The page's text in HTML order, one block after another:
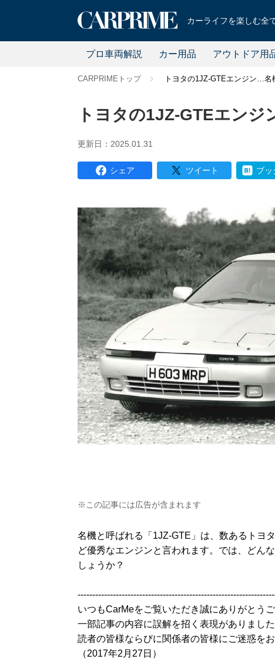
カーライフを楽しむ全
プロ車両解説 カー用品 アウトドア用
CARPRIMEトップ トヨタの1JZ-GTEエンジン…名
トヨタの1JZ-GTEエン
更新日：2025.01.31
シェア ツイート ブッ
※この記事には広告が含まれます
名機と呼ばれる「1JZ-GTE」は、数あるトヨ
ど優秀なエンジンと言われます。では、どん
しょうか？
いつもCarMeをご覧いただき誠にありがとうご
一部記事の内容に誤解を招く表現がありました
読者の皆様ならびに関係者の皆様にご迷惑を
（2017年2月27日）